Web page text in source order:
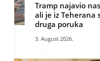
Tramp najavio
ali je iz Teherana
druga poruka
3. August 2026.